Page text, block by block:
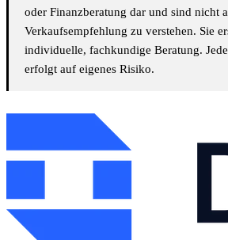
oder Finanzberatung dar und sind nicht
Verkaufsempfehlung zu verstehen. Sie
individuelle, fachkundige Beratung.
erfolgt auf eigenes Risiko.